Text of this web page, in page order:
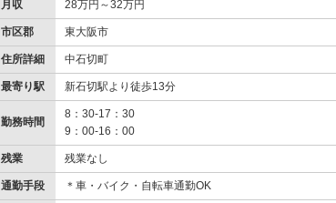
月収 28万円～32万円
市区郡 東大阪市
住所詳細 中石切町
最寄り駅 新石切駅より徒歩13分
勤務時間
8：30-17：30
9：00-16：00
残業 残業なし
通勤手段
＊車・バイク・自転車通勤OK